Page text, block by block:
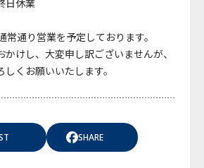
日休業
通り営業を予定しております。
けし、大変申し訳ございませんが、
くお願いいたします。
SHARE